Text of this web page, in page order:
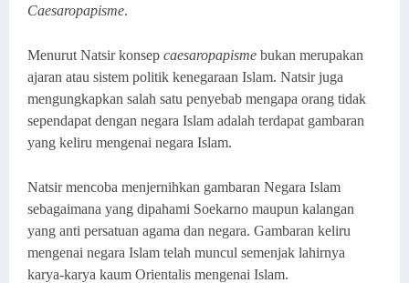
Caesaropapisme.
Menurut Natsir konsep caesaropapisme bukan merupakan
ajaran atau sistem politik kenegaraan Islam. Natsir juga
mengungkapkan salah satu penyebab mengapa orang tidak
sependapat dengan negara Islam adalah terdapat gambaran
yang keliru mengenai negara Islam.
Natsir mencoba menjernihkan gambaran Negara Islam
sebagaimana yang dipahami Soekarno maupun kalangan
yang anti persatuan agama dan negara. Gambaran keliru
mengenai negara Islam telah muncul semenjak lahirnya
karya-karya kaum Orientalis mengenai Islam.